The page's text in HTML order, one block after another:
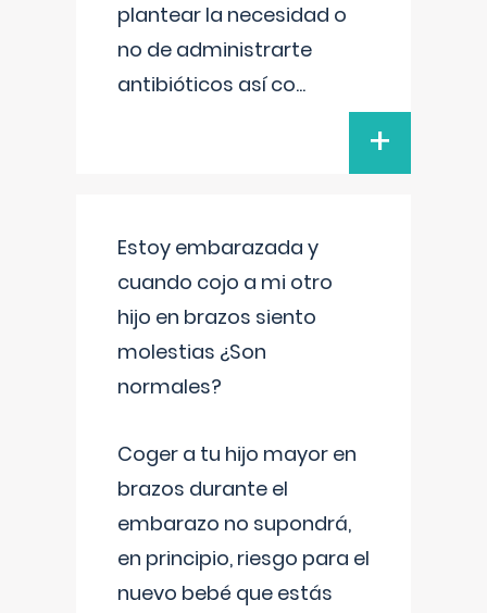
plantear la necesidad o
no de administrarte
antibióticos así co...
+
Estoy embarazada y
cuando cojo a mi otro
hijo en brazos siento
molestias ¿Son
normales?
Coger a tu hijo mayor en
brazos durante el
embarazo no supondrá,
en principio, riesgo para el
nuevo bebé que estás